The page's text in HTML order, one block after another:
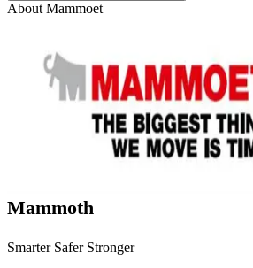
About Mammoet
Mammoth
Smarter Safer Stronger